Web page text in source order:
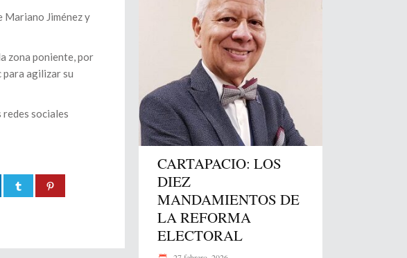
Jiménez y
zona poniente, por
agilizar su
sociales
CARTAPACIO: LOS
DIEZ
MANDAMIENTOS DE
LA REFORMA
ELECTORAL